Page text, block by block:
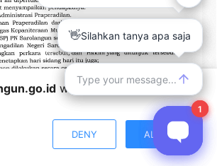
wants to play speech
DENY ALLOW